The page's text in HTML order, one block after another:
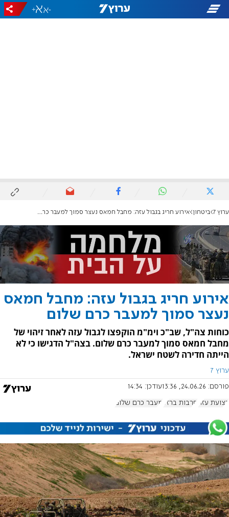
-
+
ערוץ 7 ביטחון אירוע חריג בגבול עזה: מחבל חמאס נעצר סמוך למעבר כרם שלום
אירוע חריג בגבול עזה: מחבל חמאס
נעצר סמוך למעבר כרם שלום
כוחות צה"ל, שב"כ וימ"מ הוקפצו לגבול עזה לאחר זיהוי של
מחבל חמאס סמוך למעבר כרם שלום. בצה"ל הדגישו כי לא
הייתה חדירה לשטח ישראל.
ערוץ 7
פורסם: 24.06.26, 13:36 עודכן: 14:34
רצועת עזה חרבות ברזל מעבר כרם שלום